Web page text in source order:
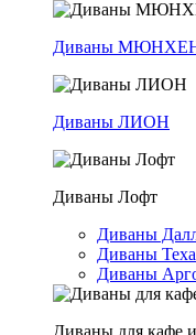
Диваны
Диваны ЛИОН
Диваны Лофт
Диваны
Диваны
Диваны
Диваны для кафе